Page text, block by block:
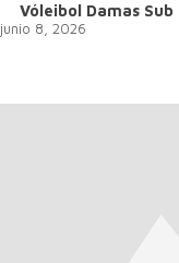
Vóleibol Damas
junio 8, 2026